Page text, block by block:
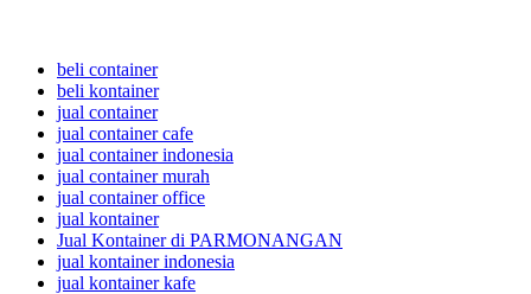
beli container
beli kontainer
jual container
jual container cafe
jual container indonesia
jual container murah
jual container office
jual kontainer
Jual Kontainer di PARMONANGAN
jual kontainer indonesia
jual kontainer kafe